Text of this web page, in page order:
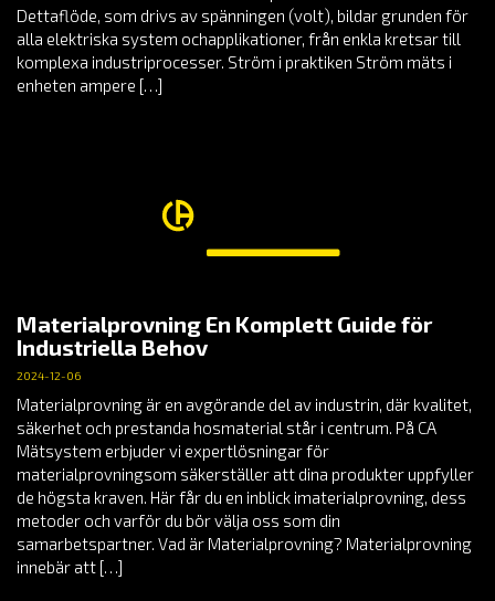
Dettaflöde, som drivs av spänningen (volt), bildar grunden för
alla elektriska system ochapplikationer, från enkla kretsar till
komplexa industriprocesser. Ström i praktiken Ström mäts i
enheten ampere […]
Materialprovning En Komplett Guide för
Industriella Behov
2024-12-06
Materialprovning är en avgörande del av industrin, där kvalitet,
säkerhet och prestanda hosmaterial står i centrum. På CA
Mätsystem erbjuder vi expertlösningar för
materialprovningsom säkerställer att dina produkter uppfyller
de högsta kraven. Här får du en inblick imaterialprovning, dess
metoder och varför du bör välja oss som din
samarbetspartner. Vad är Materialprovning? Materialprovning
innebär att […]